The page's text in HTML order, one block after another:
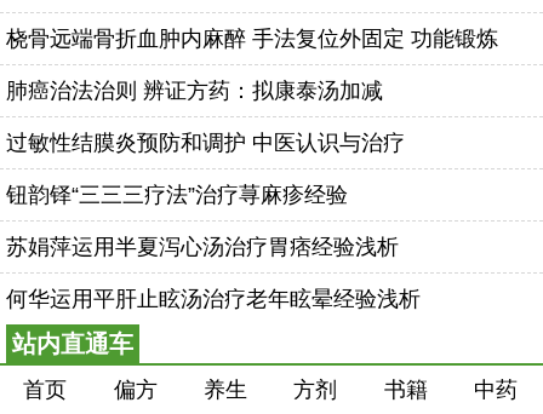
桡骨远端骨折血肿内麻醉 手法复位外固定 功能锻炼
肺癌治法治则 辨证方药：拟康泰汤加减
过敏性结膜炎预防和调护 中医认识与治疗
钮韵铎“三三三疗法”治疗荨麻疹经验
苏娟萍运用半夏泻心汤治疗胃痞经验浅析
何华运用平肝止眩汤治疗老年眩晕经验浅析
站内直通车
首页 偏方 养生 方剂 书籍
中药